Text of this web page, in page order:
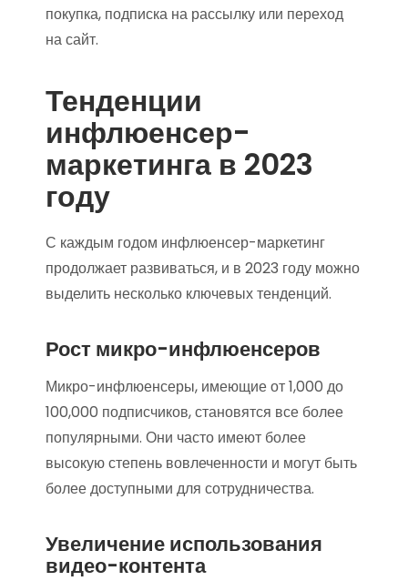
покупка, подписка на рассылку или переход
на сайт.
Тенденции
инфлюенсер-
маркетинга в 2023
году
С каждым годом инфлюенсер-маркетинг
продолжает развиваться, и в 2023 году можно
выделить несколько ключевых тенденций.
Рост микро-инфлюенсеров
Микро-инфлюенсеры, имеющие от 1,000 до
100,000 подписчиков, становятся все более
популярными. Они часто имеют более
высокую степень вовлеченности и могут быть
более доступными для сотрудничества.
Увеличение использования
видео-контента